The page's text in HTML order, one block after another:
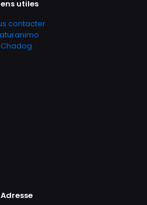
utiles
contacter
Chadog
Adresse